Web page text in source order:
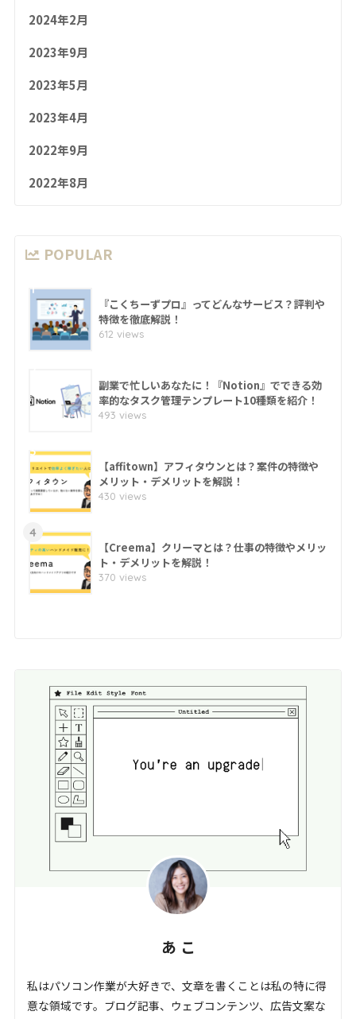
2024年2月
2023年9月
2023年5月
2023年4月
2022年9月
2022年8月
POPULAR
1
『こくちーずプロ』ってどんなサービス？評判や
特徴を徹底解説！
612 views
副業で忙しいあなたに！『Notion』でできる効
率的なタスク管理テンプレート10種類を紹介！
493 views
3
【affitown】アフィタウンとは？案件の特徴や
メリット・デメリットを解説！
430 views
4
【Creema】クリーマとは？仕事の特徴やメリッ
ト・デメリットを解説！
370 views
あ こ
私はパソコン作業が大好きで、文章を書くことは私の特に得
意な領域です。ブログ記事、ウェブコンテンツ、広告文案な